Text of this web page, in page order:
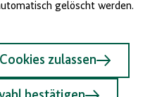
gelöscht werden.
zulassen